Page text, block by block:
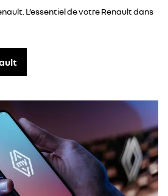
L’essentiel de votre Renault dans